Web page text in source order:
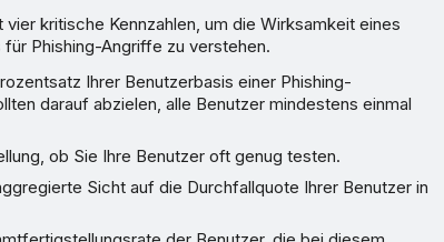
vier kritische Kennzahlen, um die Wirksamkeit eines
Phishing-Angriffe zu verstehen.
Ihrer Benutzerbasis einer Phishing-
darauf abzielen, alle Benutzer mindestens einmal
ob Sie Ihre Benutzer oft genug testen.
Sicht auf die Durchfallquote Ihrer Benutzer in